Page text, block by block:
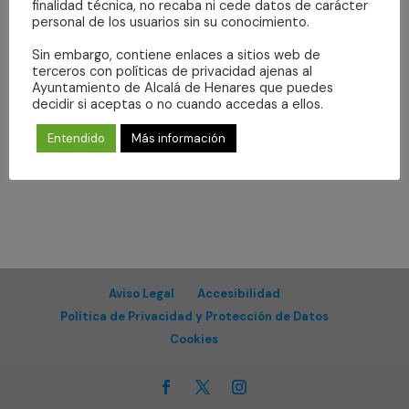
vistas
Suscribirse al calendario
Aviso Legal
Accesibilidad
Política de Privacidad y Protección de Datos
Cookies
finalidad técnica, no recaba ni cede datos de carácter
personal de los usuarios sin su conocimiento.
Sin embargo, contiene enlaces a sitios web de
terceros con políticas de privacidad ajenas al
Ayuntamiento de Alcalá de Henares que puedes
decidir si aceptas o no cuando accedas a ellos.
Entendido Más información